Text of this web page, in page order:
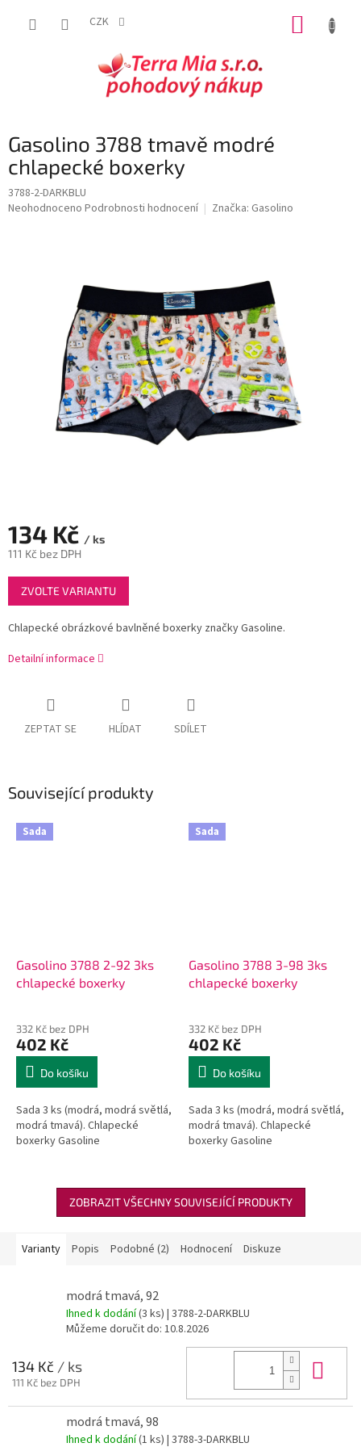
CZK
Gasolino 3788 tmavě modré
chlapecké boxerky
3788-2-DARKBLU
Průměrné
Neohodnoceno Podrobnosti hodnocení Značka: Gasolino
134 Kč / ks
111 Kč bez DPH
Měrná
cena:
ZVOLTE VARIANTU
Chlapecké obrázkové bavlněné boxerky značky Gasoline.
Detailní informace
ZEPTAT SE HLÍDAT SDÍLET
Související produkty
Sada
Gasolino 3788 2-92 3ks
chlapecké boxerky
332 Kč bez DPH
402 Kč
Do košíku
Sada 3 ks (modrá, modrá světlá,
modrá tmavá). Chlapecké
boxerky Gasoline
Sada
Gasolino 3788 3-98 3ks
chlapecké boxerky
332 Kč bez DPH
402 Kč
Do košíku
Sada 3 ks (modrá, modrá světlá,
modrá tmavá). Chlapecké
boxerky Gasoline
ZOBRAZIT VŠECHNY SOUVISEJÍCÍ PRODUKTY
Varianty Popis Podobné (2) Hodnocení Diskuze
modrá tmavá, 92
Ihned k dodání(3 ks) | 3788-2-DARKBLU
Můžeme doručit do: 10.8.2026
134 Kč / ks
111 Kč bez DPH
modrá tmavá, 98
Ihned k dodání(1 ks) | 3788-3-DARKBLU